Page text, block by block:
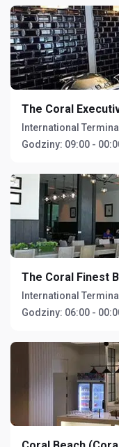
The Coral
International Terminal
Godziny: 09:00 -
The Coral Finest
International Terminal
Godziny: 06:00 -